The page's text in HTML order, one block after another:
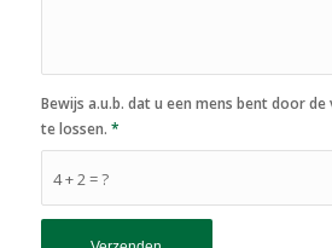
4 + 2 = ?
Bewijs a.u.b. dat u een mens bent door
te lossen. *